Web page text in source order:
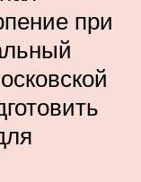
при